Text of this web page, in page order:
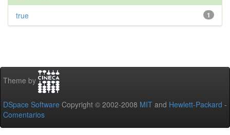
1
true
Theme by
DSpace Software Copyright © 2002-2008 MIT and Hewlett-Packard -
Comentarios